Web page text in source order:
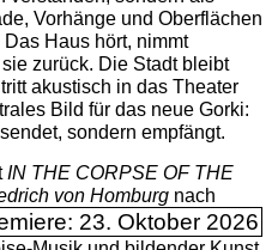
Vorhänge und Oberflächen
Haus hört, nimmt
zurück. Die Stadt bleibt
akustisch in das Theater
Bild für das neue Gorki:
sondern empfängt.
IN THE CORPSE OF THE
von Homburgnach
23. Oktober 2026